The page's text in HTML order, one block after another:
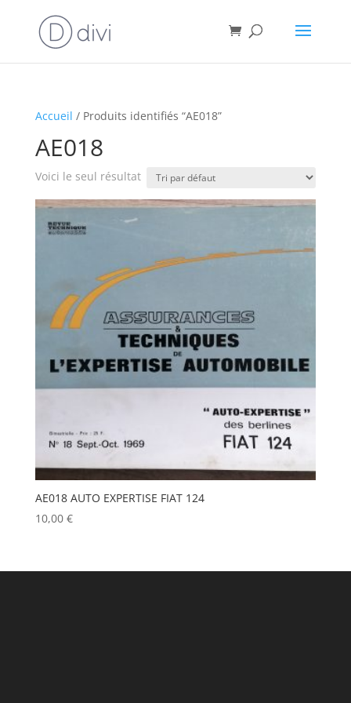
Accueil / Produits identifiés “AE018”
AE018
Voici le seul résultat
AE018 AUTO EXPERTISE FIAT 124
10,00 €